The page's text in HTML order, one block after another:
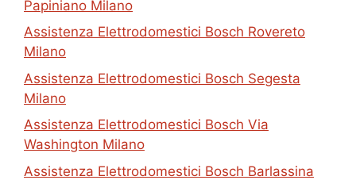
Papiniano Milano
Assistenza Elettrodomestici Bosch Rovereto
Milano
Assistenza Elettrodomestici Bosch Segesta
Milano
Assistenza Elettrodomestici Bosch Via
Washington Milano
Assistenza Elettrodomestici Bosch Barlassina